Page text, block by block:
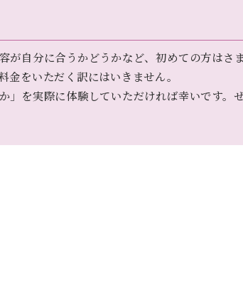
自分に合うかどうかなど、初めての方はさ
をいただく訳にはいきません。
を実際に体験していただければ幸いです。